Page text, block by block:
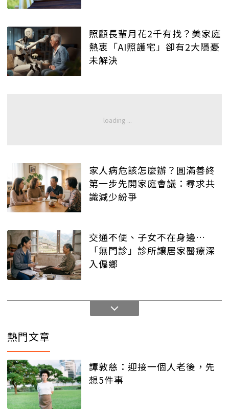
照顧長輩月花2千有找？美家庭
熱衷「AI照護宅」卻有2大隱憂
未解決
家人病危該怎麼辦？圓滿善終
第一步先開家庭會議：尋求共
識減少紛爭
交通不便、子女不在身邊…
「無門診」診所讓居家醫療深
入偏鄉
熱門文章
譚敦慈：迎接一個人老後，先
想5件事